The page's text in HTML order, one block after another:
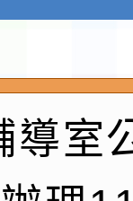
學年度
新住民
專業人
播委員
演習－
識線上
導室